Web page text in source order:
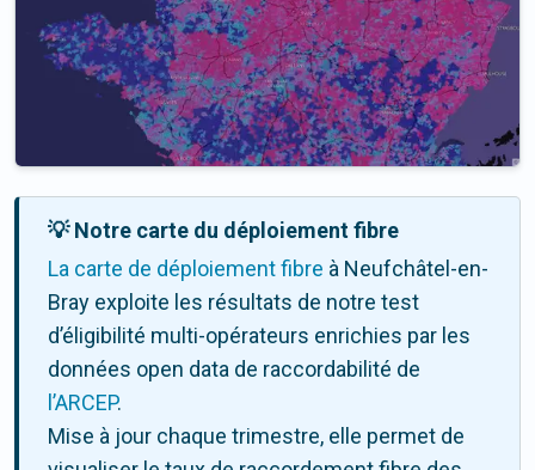
💡 Notre carte du déploiement fibre
La carte de déploiement fibre à Neufchâtel-en-
Bray exploite les résultats de notre test
d’éligibilité multi-opérateurs enrichies par les
données open data de raccordabilité de
l’ARCEP.
Mise à jour chaque trimestre, elle permet de